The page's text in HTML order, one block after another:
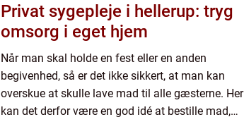
Privat sygepleje i hellerup: tryg
omsorg i eget hjem
Når man skal holde en fest eller en anden
begivenhed, så er det ikke sikkert, at man kan
overskue at skulle lave mad til alle gæsterne. Her
kan det derfor være en god idé at bestille mad,